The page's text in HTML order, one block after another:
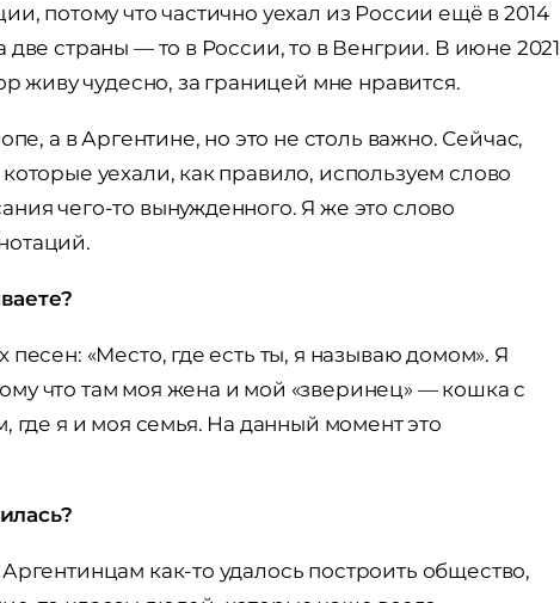
потому что частично уехал из России ещё в 2014
страны — то в России, то в Венгрии. В июне 2021
живу чудесно, за границей мне нравится.
а в Аргентине, но это не столь важно. Сейчас,
уехали, как правило, используем слово
чего-то вынужденного. Я же это слово
«Место, где есть ты, я называю домом». Я
что там моя жена и мой «зверинец» — кошка с
где я и моя семья. На данный момент это
как-то удалось построить общество,